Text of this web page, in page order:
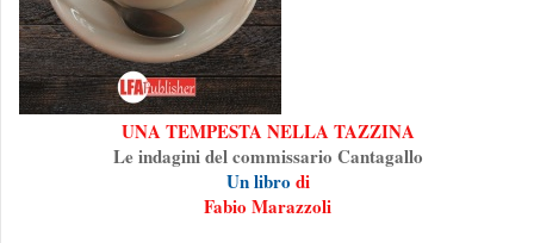
UNA TEMPESTA NELLA TAZZINA
Le indagini del commissario Cantagallo
Un libro di
Fabio Marazzoli